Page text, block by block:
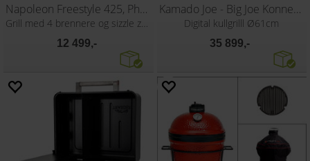
Napoleon Freestyle 425, Phantom
12 499,-
Kamado Joe - Big Joe Konnected Joe
Digital kullgrilll Ø61cm
35 899,-